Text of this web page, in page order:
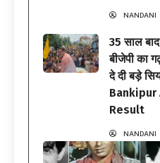
NANDANI
35 साल
बीजेपी का
दे दी बड़े
Result
NANDANI